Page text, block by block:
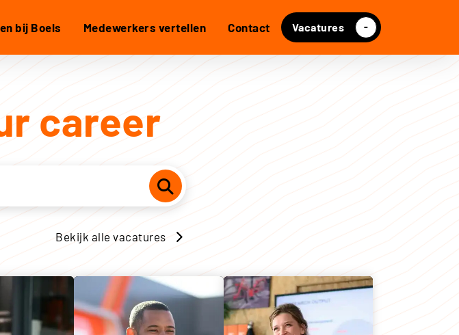
bij Boels Medewerkers vertellen Contact Vacatures -
career
Bekijk alle vacatures